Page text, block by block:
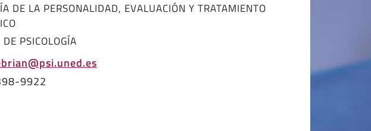
DE LA PERSONALIDAD, EVALUACIÓN Y TRATAMIENTO
DE PSICOLOGÍA
9922